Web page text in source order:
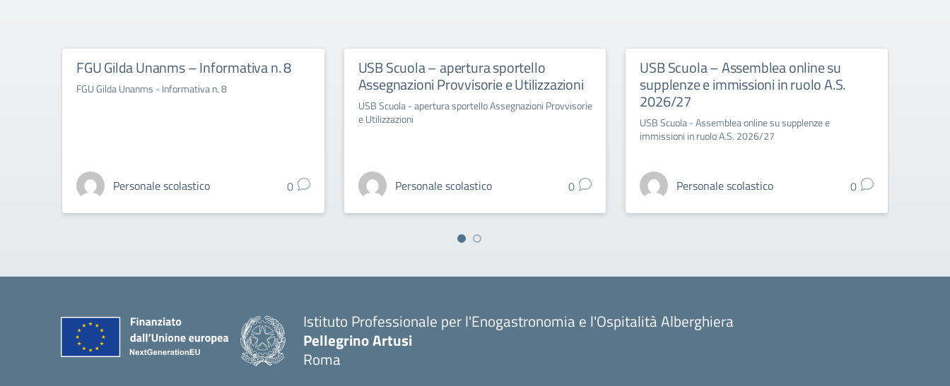
FGU Gilda Unanms – Informativa n. 8
FGU Gilda Unanms - Informativa n. 8
Personale scolastico 0
USB Scuola – apertura sportello
Assegnazioni Provvisorie e Utilizzazioni
USB Scuola - apertura sportello Assegnazioni Provvisorie
e Utilizzazioni
Personale scolastico 0
USB Scuola – Assemblea online su
supplenze e immissioni in ruolo A.S.
2026/27
USB Scuola - Assemblea online su supplenze e
immissioni in ruolo A.S. 2026/27
Personale scolastico 0
Istituto Professionale per l'Enogastronomia e l'Ospitalità Alberghiera
Pellegrino Artusi
Roma